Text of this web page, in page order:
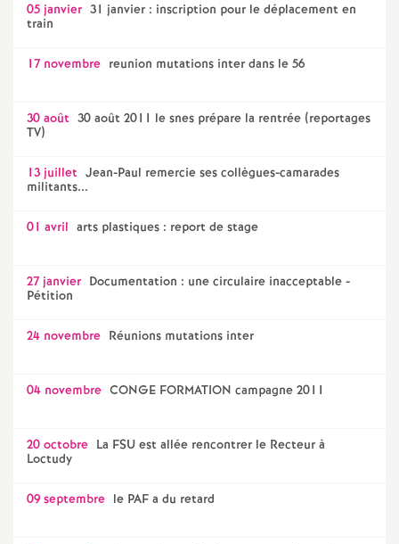
05 janvier 31 janvier : inscription pour le déplacement en
train
17 novembre reunion mutations inter dans le 56
30 août 30 août 2011 le snes prépare la rentrée (reportages
TV)
13 juillet Jean-Paul remercie ses collègues-camarades
militants...
01 avril arts plastiques : report de stage
27 janvier Documentation : une circulaire inacceptable -
Pétition
24 novembre Réunions mutations inter
04 novembre CONGE FORMATION campagne 2011
20 octobre La FSU est allée rencontrer le Recteur à
Loctudy
09 septembre le PAF a du retard